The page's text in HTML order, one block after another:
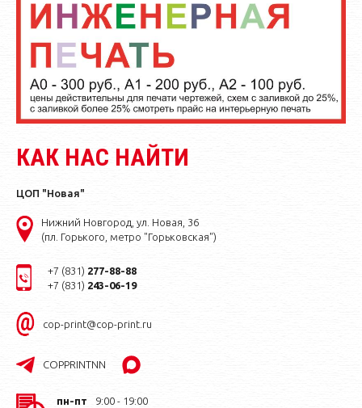
КАК НАС НАЙТИ
ЦОП "Новая"
Нижний Новгород, ул. Новая, 36
(пл. Горького, метро "Горьковская")
+7 (831) 277-88-88
+7 (831) 243-06-19
cop-print@cop-print.ru
COPPRINTNN
пн-пт
9:00 - 19:00